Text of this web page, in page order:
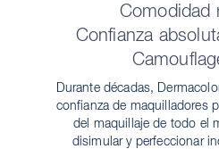
Comodidad
Confianza
Durante décadas,
confianza de maquilladores
del maquillaje de todo el
disimular y perfeccionar